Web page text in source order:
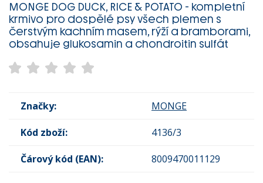
MONGE DOG DUCK, RICE & POTATO - kompletní
krmivo pro dospělé psy všech plemen s
čerstvým kachním masem, rýží a bramborami,
obsahuje glukosamin a chondroitin sulfát
Značky: MONGE
Kód zboží: 4136/3
Čárový kód (EAN): 8009470011129